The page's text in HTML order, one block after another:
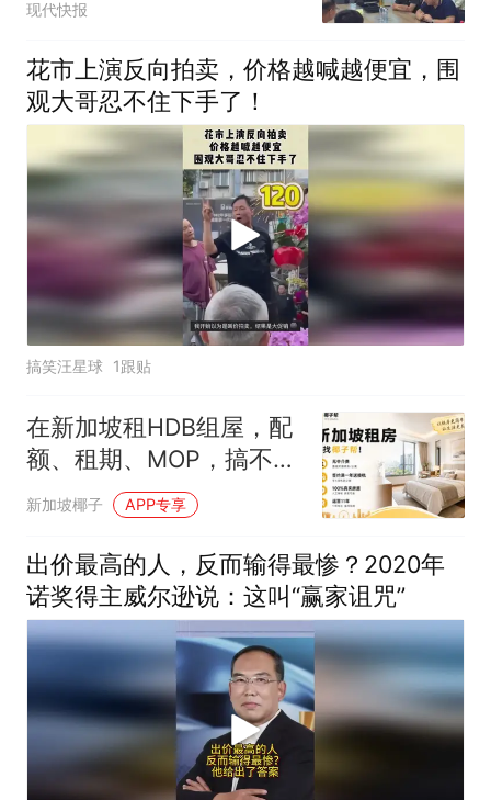
现代快报
花市上演反向拍卖，价格越喊越便宜，围
观大哥忍不住下手了！
搞笑汪星球 1跟贴
在新加坡租HDB组屋，配
额、租期、MOP，搞不清
别急着签合同！
新加坡椰子 APP专享
出价最高的人，反而输得最惨？2020年
诺奖得主威尔逊说：这叫“赢家诅咒”